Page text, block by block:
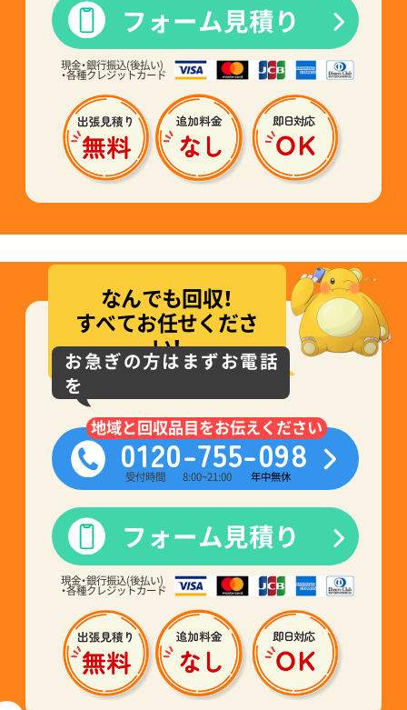
フォーム見積り
現金・銀行振込(後払い)
・各種クレジットカード
なんでも回収！
すべてお任せくださ
い！
お急ぎの方はまずお電話
を
地域と回収品目をお伝えください
0120-755-098
受付時間 8:00~21:00 年中無休
フォーム見積り
現金・銀行振込(後払い)
・各種クレジットカード